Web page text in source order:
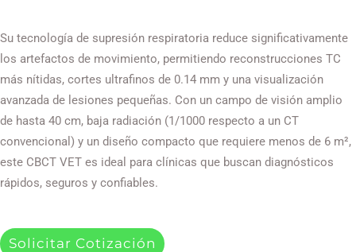
Su tecnología de supresión respiratoria reduce significativamente
los artefactos de movimiento, permitiendo reconstrucciones TC
más nítidas, cortes ultrafinos de 0.14 mm y una visualización
avanzada de lesiones pequeñas. Con un campo de visión amplio
de hasta 40 cm, baja radiación (1/1000 respecto a un CT
convencional) y un diseño compacto que requiere menos de 6 m²,
este CBCT VET es ideal para clínicas que buscan diagnósticos
rápidos, seguros y confiables.
Solicitar Cotización